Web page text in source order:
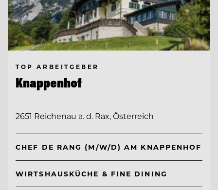
TOP ARBEITGEBER
Knappenhof
2651 Reichenau a. d. Rax, Österreich
CHEF DE RANG (M/W/D) AM KNAPPENHOF
WIRTSHAUSKÜCHE & FINE DINING